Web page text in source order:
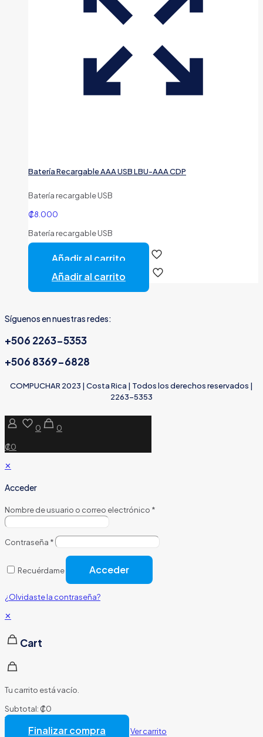
Batería Recargable AAA USB LBU-AAA CDP
Batería recargable USB
₡8.000
Batería recargable USB
Añadir al carrito
Añadir al carrito
Síguenos en nuestras redes:
+506 2263-5353
+506 8369-6828
COMPUCHAR 2023 | Costa Rica | Todos los derechos reservados |
2263-5353
0
0
₡0
✕
Acceder
Nombre de usuario o correo electrónico *
Contraseña *
Recuérdame Acceder
¿Olvidaste la contraseña?
✕
Cart
Tu carrito está vacío.
Subtotal: ₡0
Total:
Finalizar compra Ver carrito